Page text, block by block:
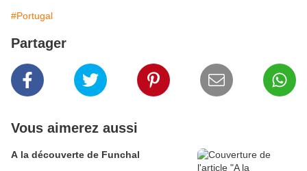
#Portugal
Partager
Vous aimerez aussi
A la découverte de Funchal